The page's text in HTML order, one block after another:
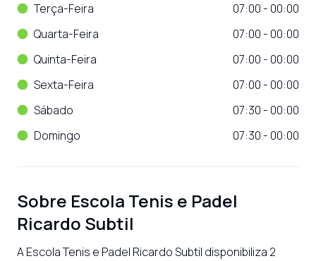
Terça-Feira
07:00 - 00:00
Quarta-Feira
07:00 - 00:00
Quinta-Feira
07:00 - 00:00
Sexta-Feira
07:00 - 00:00
Sábado
07:30 - 00:00
Domingo
07:30 - 00:00
Sobre Escola Tenis e Padel
Ricardo Subtil
A Escola Tenis e Padel Ricardo Subtil disponibiliza 2